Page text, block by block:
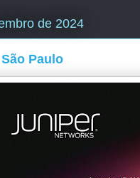
de 2024
Paulo